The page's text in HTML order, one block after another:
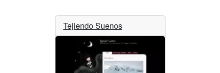
Tejiendo Suenos